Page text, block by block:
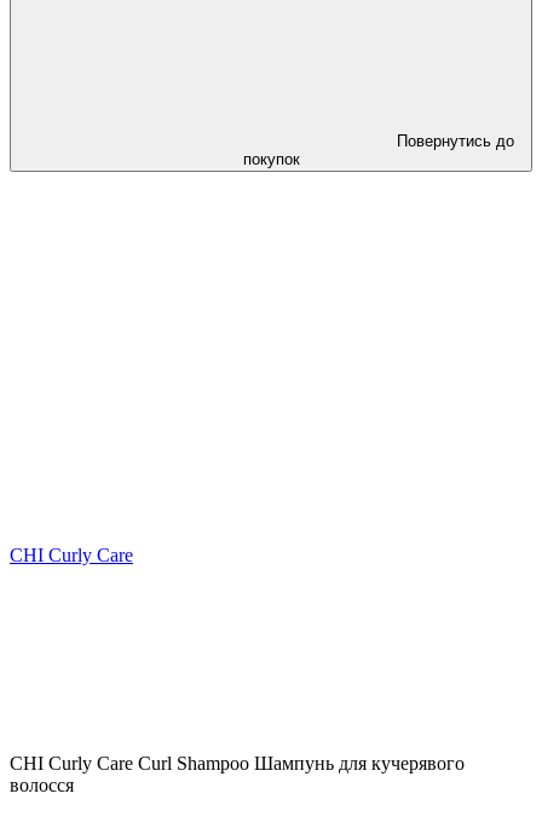
Повернутись до
покупок
CHI Curly Care
CHI Curly Care Curl Shampoo Шампунь для кучерявого
волосся